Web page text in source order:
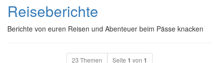
Reiseberichte
Berichte von euren Reisen und Abenteuer beim Pässe knacken
23 Themen Seite 1 von 1